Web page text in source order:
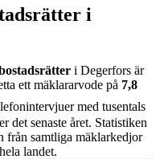
i
i Degerfors är
ett mäklararvode på 7,8
med tusentals
det senaste året. Statistiken
från samtliga mäklarkedjor
landet.